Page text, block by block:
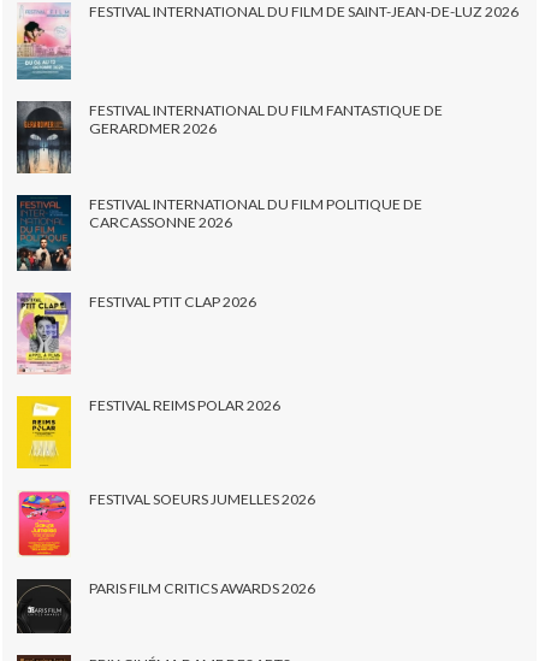
FESTIVAL INTERNATIONAL DU FILM DE SAINT-JEAN-DE-LUZ 2026
FESTIVAL INTERNATIONAL DU FILM FANTASTIQUE DE
GERARDMER 2026
FESTIVAL INTERNATIONAL DU FILM POLITIQUE DE
CARCASSONNE 2026
FESTIVAL PTIT CLAP 2026
FESTIVAL REIMS POLAR 2026
FESTIVAL SOEURS JUMELLES 2026
PARIS FILM CRITICS AWARDS 2026